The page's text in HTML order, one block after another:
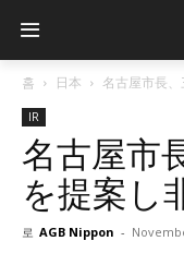
홈 日本 名古屋市長
IR
名古屋市
を提案し
로 AGB Nippon -